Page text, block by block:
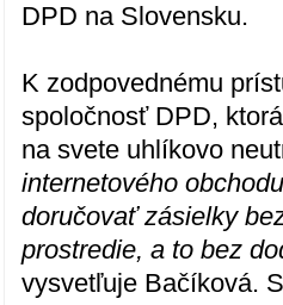
DPD na Slovensku.
K zodpovednému
spoločnosť DPD,
na svete uhlíkovo
internetového
doručovať zásielky
prostredie, a to bez
vysvetľuje Bačíková.